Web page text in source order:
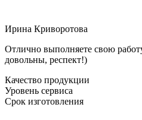
Ирина Криворотова
Отлично выполняете свою
довольны, респект!)
Качество продукции
Уровень сервиса
Срок изготовления